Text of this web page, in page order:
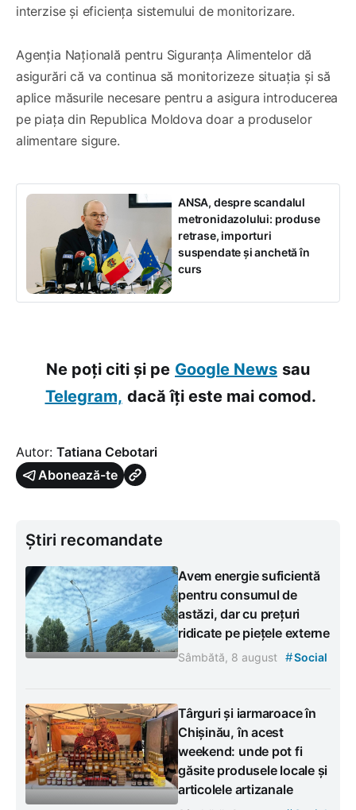
interzise și eficiența sistemului de monitorizare.
Agenția Națională pentru Siguranța Alimentelor dă
asigurări că va continua să monitorizeze situația și să
aplice măsurile necesare pentru a asigura introducerea
pe piața din Republica Moldova doar a produselor
alimentare sigure.
ANSA, despre scandalul
metronidazolului: produse
retrase, importuri
suspendate și anchetă în
curs
Ne poți citi și pe Google News sau
Telegram, dacă îți este mai comod.
Autor: Tatiana Cebotari
Abonează-te
Știri recomandate
Avem energie suficientă
pentru consumul de
astăzi, dar cu prețuri
ridicate pe piețele externe
Sâmbătă, 8 august #Social
Târguri și iarmaroace în
Chișinău, în acest
weekend: unde pot fi
găsite produsele locale și
articolele artizanale